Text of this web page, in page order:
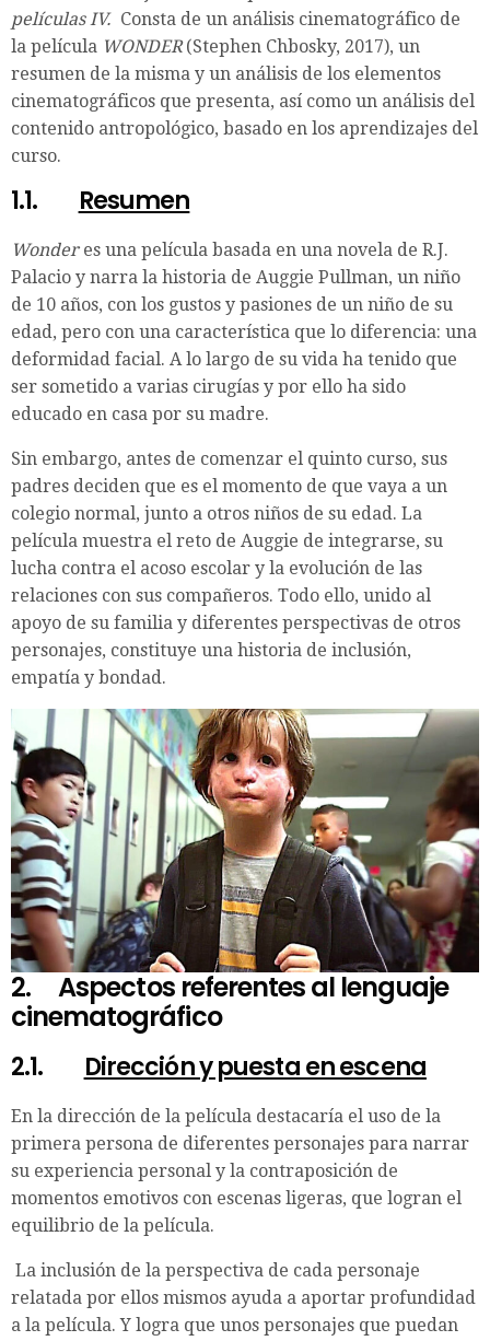
películas IV. Consta de un análisis cinematográfico de
la película WONDER(Stephen Chbosky, 2017), un
resumen de la misma y un análisis de los elementos
cinematográficos que presenta, así como un análisis del
contenido antropológico, basado en los aprendizajes del
curso.
1.1. Resumen
Wonderes una película basada en una novela de R.J.
Palacio y narra la historia de Auggie Pullman, un niño
de 10 años, con los gustos y pasiones de un niño de su
edad, pero con una característica que lo diferencia: una
deformidad facial. A lo largo de su vida ha tenido que
ser sometido a varias cirugías y por ello ha sido
educado en casa por su madre.
Sin embargo, antes de comenzar el quinto curso, sus
padres deciden que es el momento de que vaya a un
colegio normal, junto a otros niños de su edad. La
película muestra el reto de Auggie de integrarse, su
lucha contra el acoso escolar y la evolución de las
relaciones con sus compañeros. Todo ello, unido al
apoyo de su familia y diferentes perspectivas de otros
personajes, constituye una historia de inclusión,
empatía y bondad.
2.Aspectos referentes al lenguaje
cinematográfico
2.1. Dirección y puesta en escena
En la dirección de la película destacaría el uso de la
primera persona de diferentes personajes para narrar
su experiencia personal y la contraposición de
momentos emotivos con escenas ligeras, que logran el
equilibrio de la película.
La inclusión de la perspectiva de cada personaje
relatada por ellos mismos ayuda a aportar profundidad
a la película. Y logra que unos personajes que puedan